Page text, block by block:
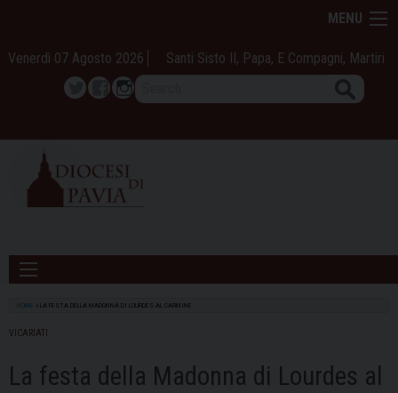
content
MENU
Venerdì 07 Agosto 2026 Santi Sisto II, Papa, E Compagni, Martiri
TwitterFacebook
Instagram
HOME LA FESTA DELLA MADONNA DI LOURDES AL CARMINE
VICARIATI
La festa della Madonna di Lourdes al